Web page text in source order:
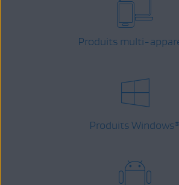
Produits multi-
Produits Windows®